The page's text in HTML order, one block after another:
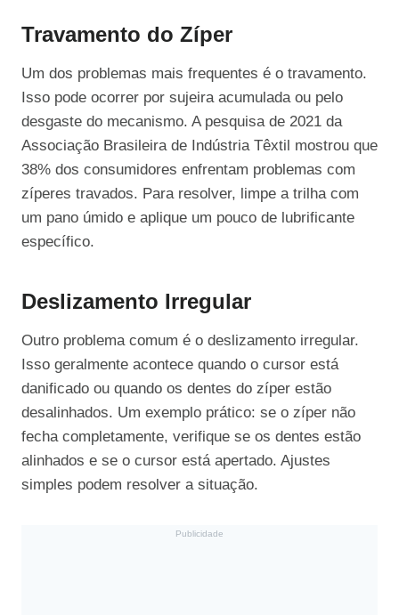
Travamento do Zíper
Um dos problemas mais frequentes é o travamento.
Isso pode ocorrer por sujeira acumulada ou pelo
desgaste do mecanismo. A pesquisa de 2021 da
Associação Brasileira de Indústria Têxtil mostrou que
38% dos consumidores enfrentam problemas com
zíperes travados. Para resolver, limpe a trilha com
um pano úmido e aplique um pouco de lubrificante
específico.
Deslizamento Irregular
Outro problema comum é o deslizamento irregular.
Isso geralmente acontece quando o cursor está
danificado ou quando os dentes do zíper estão
desalinhados. Um exemplo prático: se o zíper não
fecha completamente, verifique se os dentes estão
alinhados e se o cursor está apertado. Ajustes
simples podem resolver a situação.
Publicidade